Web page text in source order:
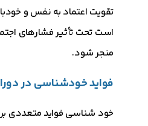
تقویت اعتماد به نفس و
است تحت تأثیر فشارهای
منجر شود.
فواید خودشناسی در
خود شناسی فواید متعددی